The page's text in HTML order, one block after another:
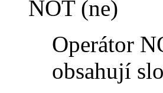
NOT (ne)
Operátor
obsahují